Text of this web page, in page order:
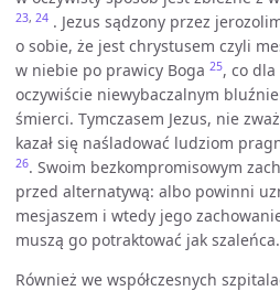
23, 24 . Jezus sądzony przez
o sobie, że jest chrystusem czyli
w niebie po prawicy Boga 25, co
oczywiście niewybaczalnym
śmierci. Tymczasem Jezus, nie
kazał się naśladować ludziom
26. Swoim bezkompromisowym
przed alternatywą: albo powinni
mesjaszem i wtedy jego
muszą go potraktować jak szaleńca.
Również we współczesnych